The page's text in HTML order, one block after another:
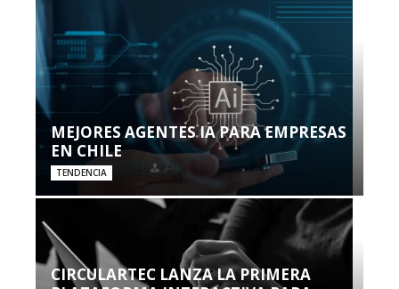
MEJORES AGENTES IA PARA EMPRESAS
EN CHILE
TENDENCIA
CIRCULARTEC LANZA LA PRIMERA